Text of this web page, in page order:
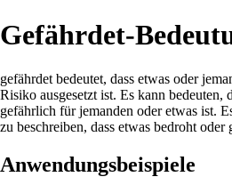
Gefährdet-
gefährdet bedeutet, dass etwas oder
Risiko ausgesetzt ist. Es kann bedeuten,
gefährlich für jemanden oder etwas ist.
zu beschreiben, dass etwas bedroht oder
Anwendungsbeispiele